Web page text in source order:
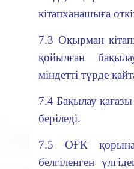
кітапханашыға
7.3 Оқырман
қойылған
міндетті түрде
7.4 Бақылау
беріледі.
7.5 ОҒК
белгіленген